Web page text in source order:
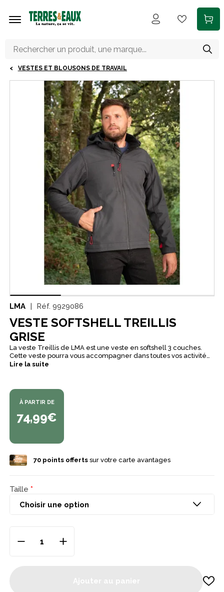
VESTES ET BLOUSONS DE TRAVAIL
LMA Réf. 9929086
VESTE SOFTSHELL TREILLIS
GRISE
La veste Treillis de LMA est une veste en softshell 3 couches.
Cette veste pourra vous accompagner dans toutes vos activité
d'intérieur ou de plein air. Elle dispose de deux poches latérales
Lire la suite
À PARTIR DE
74,99€
70points offertssur votre carte avantages
Taille